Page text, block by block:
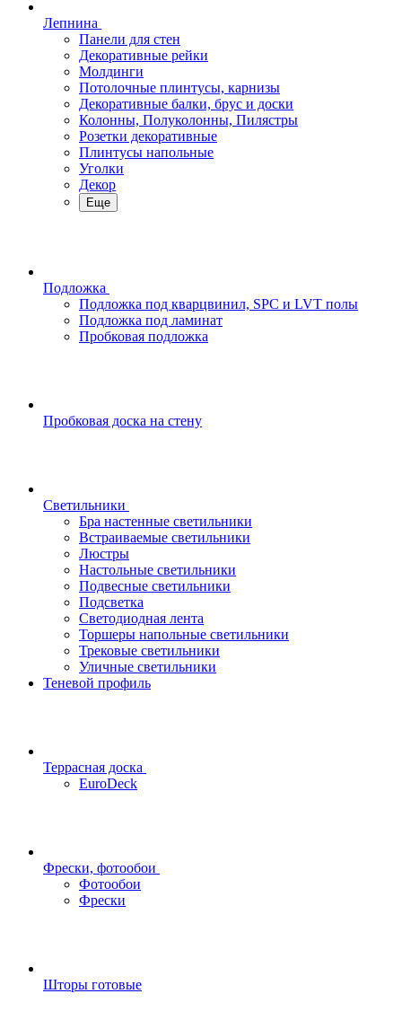
Лепнина
Панели для стен
Декоративные рейки
Молдинги
Потолочные плинтусы, карнизы
Декоративные балки, брус и доски
Колонны, Полуколонны, Пилястры
Розетки декоративные
Плинтусы напольные
Уголки
Декор
Еще
Подложка
Подложка под кварцвинил, SPC и LVT полы
Подложка под ламинат
Пробковая подложка
Пробковая доска на стену
Светильники
Бра настенные светильники
Встраиваемые светильники
Люстры
Настольные светильники
Подвесные светильники
Подсветка
Светодиодная лента
Торшеры напольные светильники
Трековые светильники
Уличные светильники
Теневой профиль
Террасная доска
EuroDeck
Фрески, фотообои
Фотообои
Фрески
Шторы готовые